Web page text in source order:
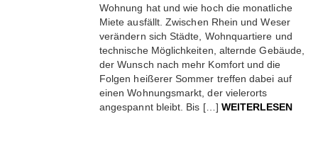
Wohnung hat und wie hoch die monatliche
Miete ausfällt. Zwischen Rhein und Weser
verändern sich Städte, Wohnquartiere und
technische Möglichkeiten, alternde Gebäude,
der Wunsch nach mehr Komfort und die
Folgen heißerer Sommer treffen dabei auf
einen Wohnungsmarkt, der vielerorts
angespannt bleibt. Bis […] WEITERLESEN